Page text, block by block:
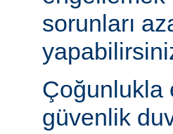
sorunları
Çoğunlukla
güvenlik